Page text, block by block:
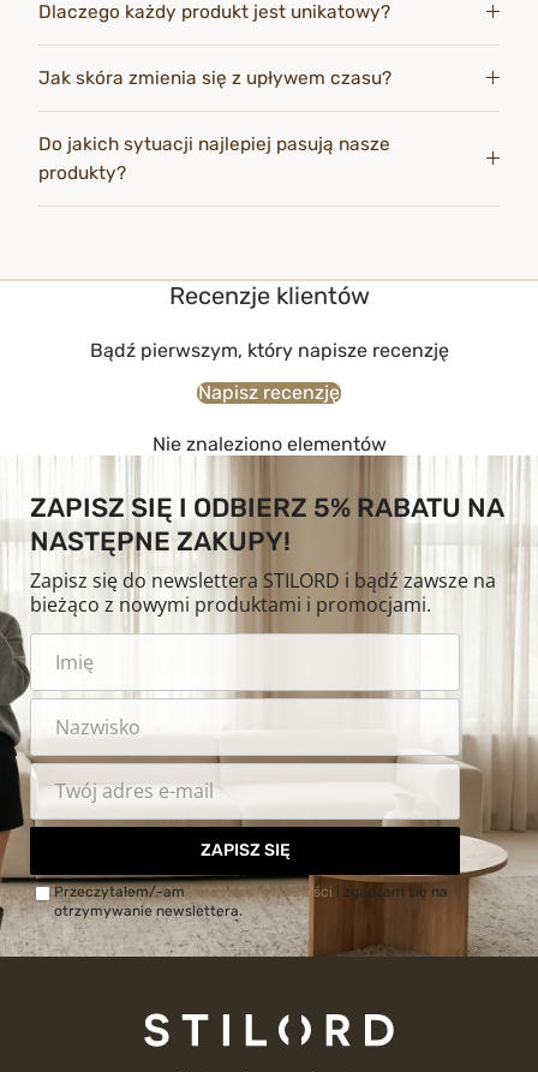
Dlaczego każdy produkt jest unikatowy?
Jak skóra zmienia się z upływem czasu?
Do jakich sytuacji najlepiej pasują nasze
produkty?
Recenzje klientów
Bądź pierwszym, który napisze recenzję
Napisz recenzję
Nie znaleziono elementów
ZAPISZ SIĘ I ODBIERZ 5% RABATU NA
NASTĘPNE ZAKUPY!
Zapisz się do newslettera STILORD i bądź zawsze na
bieżąco z nowymi produktami i promocjami.
ZAPISZ SIĘ
Przeczytałem/-amPolitykę prywatności i zgadzam się na
otrzymywanie newslettera.